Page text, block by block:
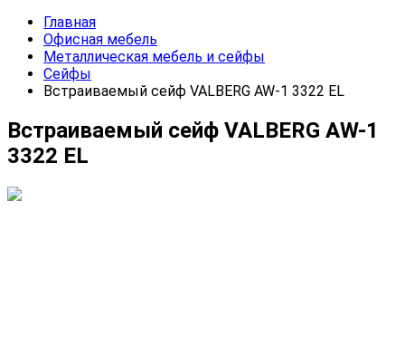
Главная
Офисная мебель
Металлическая мебель и сейфы
Сейфы
Встраиваемый сейф VALBERG AW-1 3322 EL
Встраиваемый сейф VALBERG AW-1
3322 EL